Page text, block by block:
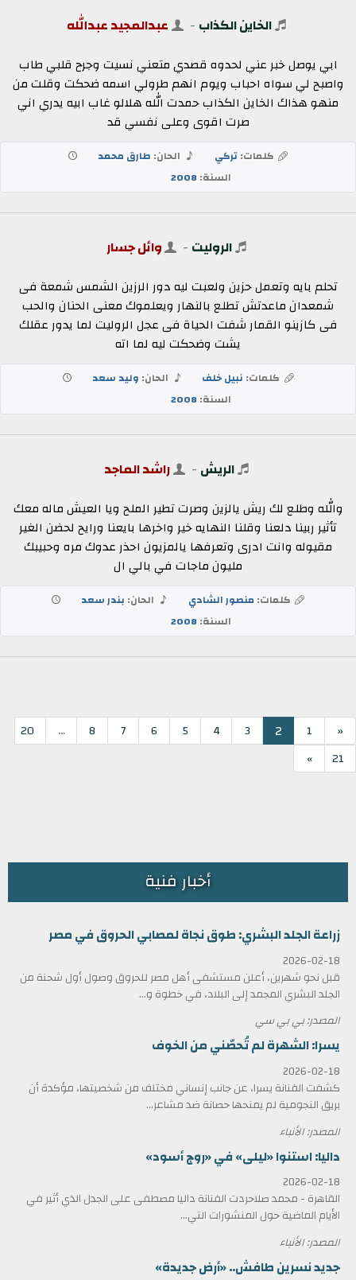
الخاين الكذاب - عبدالمجيد عبدالله
ابي يوصل خبر عني لحدوه قصدي متعني نسيت وجرح قلبي طاب
واصبح لي سواه احباب ويوم انهم طرولي اسمه ضحكت وقلت من
منهو هذاك الخاين الكذاب حمدت الله هلالو غاب ابيه يدري اني
صرت اقوى وعلى نفسي قد
كلمات:تركي الحان: طارق محمد
السنة:2008
الروليت - وائل جسار
تحلم بايه وتعمل حزين ولعبت ليه دور الرزين الشمس شمعة فى
شمعدان ماعدتش تطلع بالنهار ويعلموك معنى الحنان والحب
فى كازينو القمار شفت الحياة فى عجل الروليت لما يدور عقلك
يشت وضحكت ليه لما اته
كلمات: نبيل خلف الحان: وليد سعد
السنة:2008
الريش - راشد الماجد
والله وطلع لك ريش يالزين وصرت تطير الملح ويا العيش ماله معك
تأثير ربينا دلعنا وقلنا النهايه خير واخرها بايعنا ورايح لحضن الغير
مقيوله وانت ادرى وتعرفها يالمزيون احذر عدوك مره وحبيبك
مليون ماجات في بالي ال
كلمات: منصور الشادي الحان: بندر سعد
السنة:2008
«
1
2
3
4
5
6
7
8
...
20
21
»
أخبار فنية
زراعة الجلد البشري: طوق نجاة لمصابي الحروق في مصر
2026-02-18
قبل نحو شهرين، أعلن مستشفى أهل مصر للحروق وصول أول شحنة من
الجلد البشري المجمد إلى البلاد، في خطوة و...
المصدر: بي بي سي
يسرا: الشهرة لم تُحصّني من الخوف
2026-02-18
كشفت الفنانة يسرا، عن جانب إنساني مختلف من شخصيتها، مؤكدة أن
بريق النجومية لم يمنحها حصانة ضد مشاعر...
المصدر: الأنباء
داليا: استنوا «ليلى» في «روج أسود»
2026-02-18
القاهرة - محمد صلاحردت الفنانة داليا مصطفى على الجدل الذي أثير في
الأيام الماضية حول المنشورات التي...
المصدر: الأنباء
جديد نسرين طافش.. «أرض جديدة»